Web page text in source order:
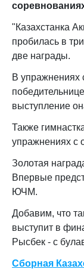
"Казахстанка
пробилась в
две награды.
В упражнениях
выступление
Также
упражнениях с
Золотая
Впервые
ЮЧМ.
Добавим, что
выступит в
Рысбек - с
Сборная